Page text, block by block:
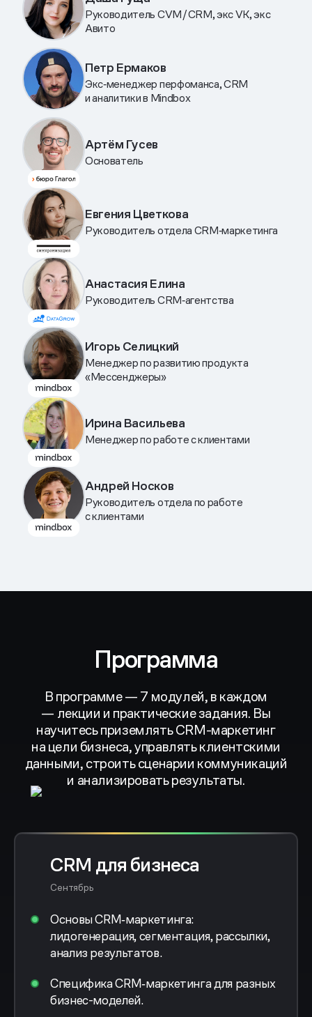
Руководитель CVM/CRM, экс VK, экс
Авито
Петр Ермаков
Экс‑менеджер перфоманса, CRM
и аналитики в Mindbox
Артём Гусев
Основатель
Евгения Цветкова
Руководитель отдела CRM‑маркетинга
Анастасия Елина
Руководитель CRM‑агентства
Игорь Селицкий
Менеджер по развитию продукта
«Мессенджеры»
Ирина Васильева
Менеджер по работе с клиентами
Андрей Носков
Руководитель отдела по работе
с клиентами
Программа
В программе — 7 модулей, в каждом
— лекции и практические задания. Вы
научитесь приземлять CRM-маркетинг
на цели бизнеса, управлять клиентскими
данными, строить сценарии коммуникаций
и анализировать результаты.
CRM для бизнеса
Сентябрь
Основы CRM‑маркетинга:
лидогенерация, сегментация, рассылки,
анализ результатов.
Специфика CRM‑маркетинга для разных
бизнес-моделей.